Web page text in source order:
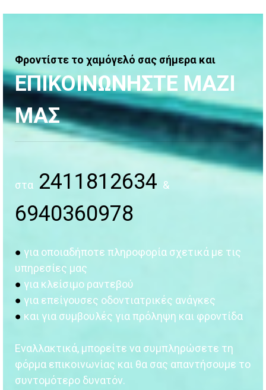
Φροντίστε το χαμόγελό σας σήμερα και
ΕΠΙΚΟΙΝΩΝΗΣΤΕ ΜΑΖΙ
ΜΑΣ
στα 2411812634 &
6940360978
● για οποιαδήποτε πληροφορία σχετικά με τις
υπηρεσίες μας
● για κλείσιμο ραντεβού
● για επείγουσες οδοντιατρικές ανάγκες
● και για συμβουλές για πρόληψη και φροντίδα
Εναλλακτικά, μπορείτε να συμπληρώσετε τη
φόρμα επικοινωνίας και θα σας απαντήσουμε το
συντομότερο δυνατόν.